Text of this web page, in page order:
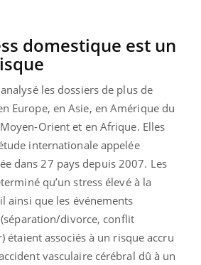
domestique est un
les dossiers de plus de
Europe, en Asie, en Amérique du
Orient et en Afrique. Elles
internationale appelée
dans 27 pays depuis 2007. Les
qu’un stress élevé à la
ainsi que les événements
divorce, conflit
étaient associés à un risque accru
vasculaire cérébral dû à un